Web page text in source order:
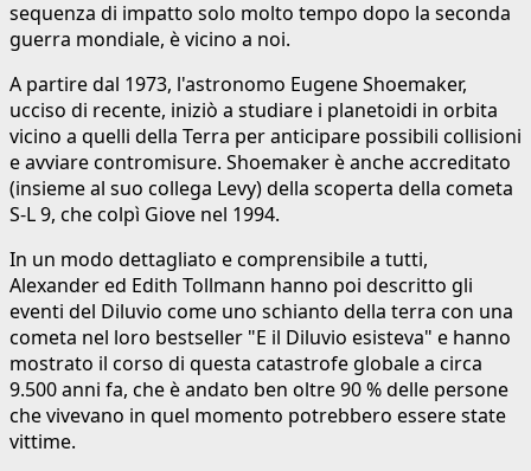
sequenza di impatto solo molto tempo dopo la seconda
guerra mondiale, è vicino a noi.
A partire dal 1973, l'astronomo Eugene Shoemaker,
ucciso di recente, iniziò a studiare i planetoidi in orbita
vicino a quelli della Terra per anticipare possibili collisioni
e avviare contromisure. Shoemaker è anche accreditato
(insieme al suo collega Levy) della scoperta della cometa
S‑L 9, che colpì Giove nel 1994.
In un modo dettagliato e comprensibile a tutti,
Alexander ed Edith Tollmann hanno poi descritto gli
eventi del Diluvio come uno schianto della terra con una
cometa nel loro bestseller "E il Diluvio esisteva" e hanno
mostrato il corso di questa catastrofe globale a circa
9.500 anni fa, che è andato ben oltre 90 % delle persone
che vivevano in quel momento potrebbero essere state
vittime.